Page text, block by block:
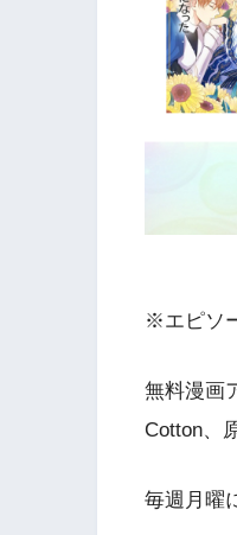
※エピソ
無料漫画
Cotton、
毎週月曜